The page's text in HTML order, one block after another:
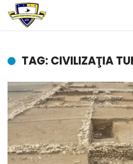
TAG: CIVILIZAŢIA